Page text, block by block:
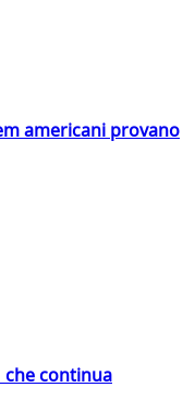
americani provano
continua